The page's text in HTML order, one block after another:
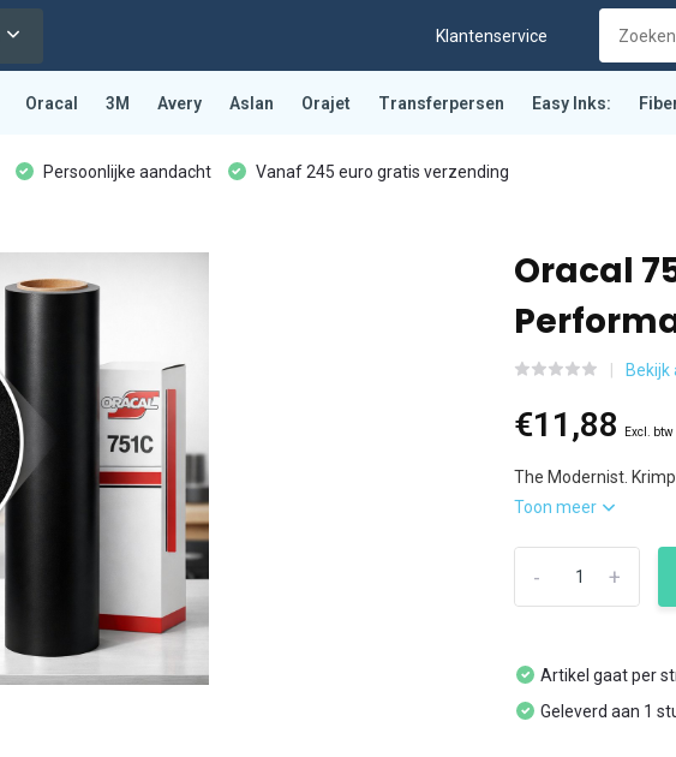
Klantenservice
Oracal 3M Avery Aslan Orajet Transferpersen Easy Inks:
Persoonlijke aandacht Vanaf 245 euro gratis verzending
Oracal
Bekijk
€11,88 Excl. btw
The Modernist.
Toon meer
+
-
Artikel gaat per
Geleverd aan 1